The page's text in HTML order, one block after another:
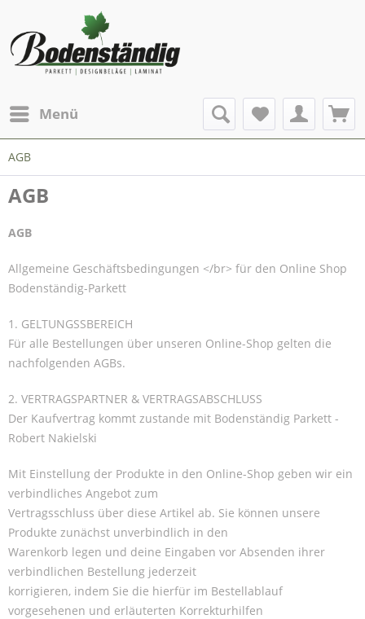
Menü
AGB
AGB
AGB
Allgemeine Geschäftsbedingungen </br> für den Online Shop
Bodenständig-Parkett
1. GELTUNGSSBEREICH
Für alle Bestellungen über unseren Online-Shop gelten die
nachfolgenden AGBs.
2. VERTRAGSPARTNER & VERTRAGSABSCHLUSS
Der Kaufvertrag kommt zustande mit Bodenständig Parkett -
Robert Nakielski
Mit Einstellung der Produkte in den Online-Shop geben wir ein
verbindliches Angebot zum
Vertragsschluss über diese Artikel ab. Sie können unsere
Produkte zunächst unverbindlich in den
Warenkorb legen und deine Eingaben vor Absenden ihrer
verbindlichen Bestellung jederzeit
korrigieren, indem Sie die hierfür im Bestellablauf
vorgesehenen und erläuterten Korrekturhilfen